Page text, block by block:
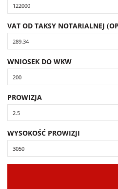
VAT OD TAKSY NOTARIALNEJ
WNIOSEK DO WKW
PROWIZJA
WYSOKOŚĆ PROWIZJI